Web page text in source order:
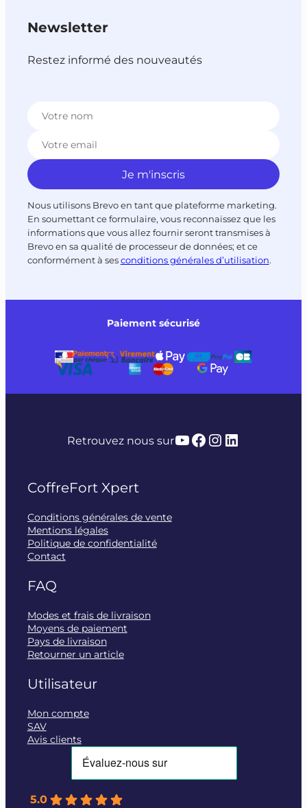
Newsletter
Restez informé des nouveautés
Nous utilisons Brevo en tant que plateforme marketing.
En soumettant ce formulaire, vous reconnaissez que les
informations que vous allez fournir seront transmises à
Brevo en sa qualité de processeur de données; et ce
conformément à sesconditions générales d’utilisation.
Paiement sécurisé
Retrouvez nous surYouTube
Facebook
Instagram
LinkedIn
CoffreFort Xpert
Conditions générales de vente
Mentions légales
Politique de confidentialité
Contact
FAQ
Modes et frais de livraison
Moyens de paiement
Pays de livraison
Retourner un article
Utilisateur
Mon compte
SAV
Avis clients
5.0